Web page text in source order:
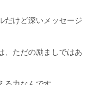
だけど深いメッセージ
ただの励ましではあ